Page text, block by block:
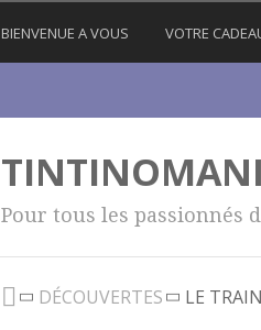
BIENVENUE A VOUS VOTRE
Pour tous les passionnés
DÉCOUVERTES LE